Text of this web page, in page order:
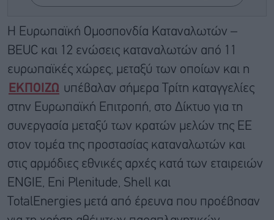
Η Ευρωπαϊκή Ομοσπονδία Καταναλωτών –
BEUC και 12 ενώσεις καταναλωτών από 11
ευρωπαϊκές χώρες, μεταξύ των οποίων και η
ΕΚΠΟΙΖΩ υπέβαλαν σήμερα Τρίτη καταγγελίες
στην Ευρωπαϊκή Επιτροπή, στο Δίκτυο για τη
συνεργασία μεταξύ των κρατών μελών της ΕΕ
στον τομέα της προστασίας καταναλωτών και
στις αρμόδιες εθνικές αρχές κατά των εταιρειών
ENGIE, Eni Plenitude, Shell και
TotalEnergies μετά από έρευνα που προέβησαν